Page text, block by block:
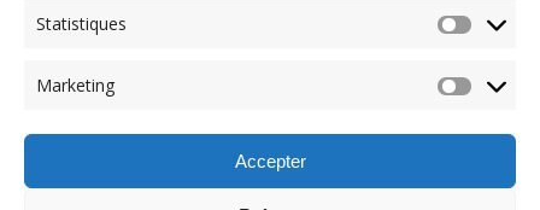
Statistiques
Marketing
Accepter
Navigation
de
l'article
Previous
PDG Juin 2025 (37)